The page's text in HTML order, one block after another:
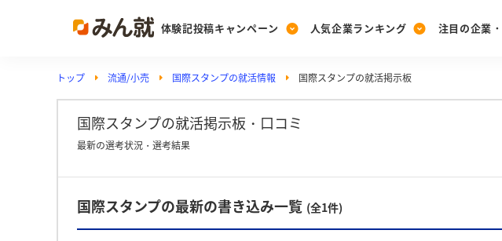
体験記投稿キャンペーン
Post
投稿する
[27卒] 本選考
人気企業ランキング
Ranking
ランキングを見る
Vote
投票する
注目の企業
PickUp
注目の企業特集
動画で知ろう！業界・企業研究
トップ 流通/小売 国際スタンプの就活情報 国際スタンプの就活掲示板
国際スタンプの就活掲示板・口コミ
最新の選考状況・選考結果
国際スタンプの最新の書き込み一覧 (全1件)